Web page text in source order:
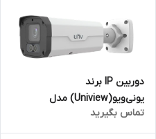
دوربین IP برند
یونی‌ویو(Uniview) مدل
8 مگاپیکسل
تماس بگیرید